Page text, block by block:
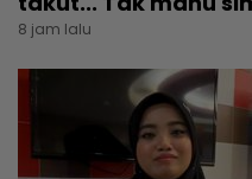
8 jam lalu